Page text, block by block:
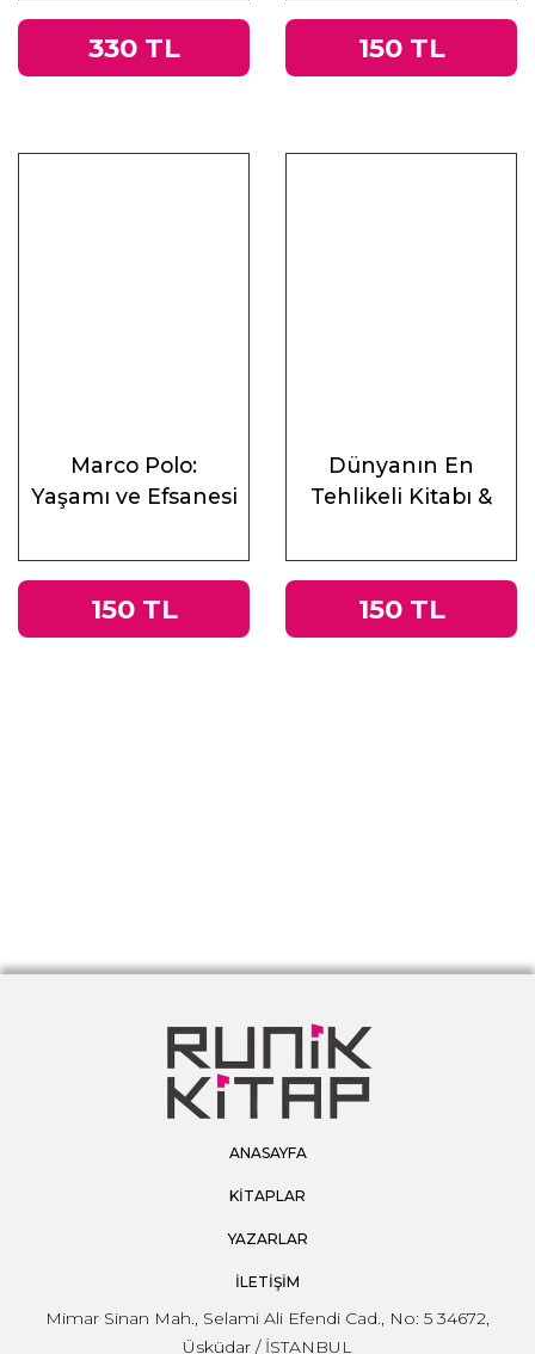
330 TL 150 TL
Marco Polo:
Yaşamı ve Efsanesi
150 TL
Dünyanın En
Tehlikeli Kitabı &
İmparatorluğu’ndan
Tacitus’un
150 TL
ANASAYFA
KİTAPLAR
YAZARLAR
İLETİŞİM
Mimar Sinan Mah., Selami Ali Efendi Cad., No: 5 34672,
Üsküdar / İSTANBUL